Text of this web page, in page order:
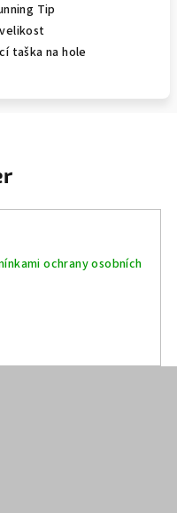
Tip
taška na hole
ochrany osobních